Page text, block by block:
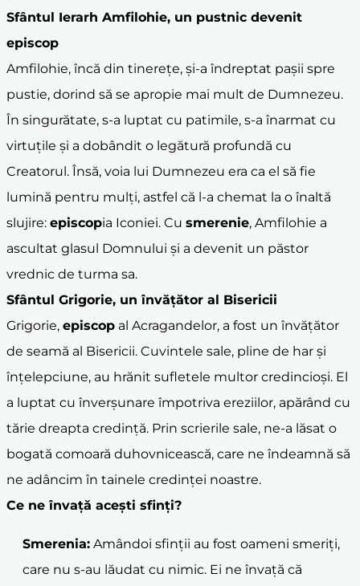
Sfântul Ierarh Amfilohie, un pustnic devenit
episcop
Amfilohie, încă din tinerețe, și-a îndreptat pașii spre
pustie, dorind să se apropie mai mult de Dumnezeu.
În singurătate, s-a luptat cu patimile, s-a înarmat cu
virtuțile și a dobândit o legătură profundă cu
Creatorul. Însă, voia lui Dumnezeu era ca el să fie
lumină pentru mulți, astfel că l-a chemat la o înaltă
slujire: episcopia Iconiei. Cu smerenie, Amfilohie a
ascultat glasul Domnului și a devenit un păstor
vrednic de turma sa.
Sfântul Grigorie, un învățător al Bisericii
Grigorie, episcop al Acragandelor, a fost un învățător
de seamă al Bisericii. Cuvintele sale, pline de har și
înțelepciune, au hrănit sufletele multor credincioși. El
a luptat cu înverșunare împotriva ereziilor, apărând cu
tărie dreapta credință. Prin scrierile sale, ne-a lăsat o
bogată comoară duhovnicească, care ne îndeamnă să
ne adâncim în tainele credinței noastre.
Ce ne învață acești sfinți?
Smerenia: Amândoi sfinții au fost oameni smeriți,
care nu s-au lăudat cu nimic. Ei ne învață că